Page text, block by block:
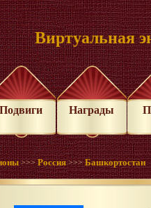
Виртуальная
Подвиги Награды
>>>Россия >>>Башкортостан